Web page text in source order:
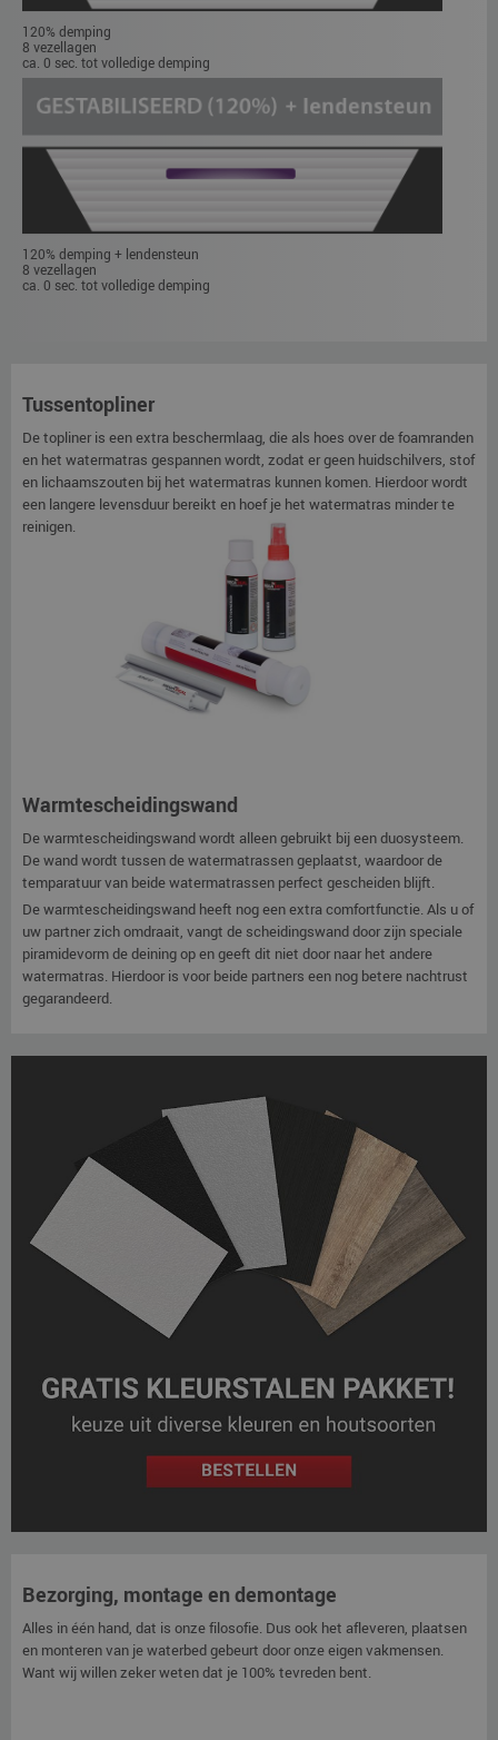
120% demping
8 vezellagen
ca. 0 sec. tot volledige demping
120% demping + lendensteun
8 vezellagen
ca. 0 sec. tot volledige demping
Tussentopliner
De topliner is een extra beschermlaag, die als hoes over de foamranden
en het watermatras gespannen wordt, zodat er geen huidschilvers, stof
en lichaamszouten bij het watermatras kunnen komen. Hierdoor wordt
een langere levensduur bereikt en hoef je het watermatras minder te
reinigen.
Warmtescheidingswand
De warmtescheidingswand wordt alleen gebruikt bij een duosysteem.
De wand wordt tussen de watermatrassen geplaatst, waardoor de
temparatuur van beide watermatrassen perfect gescheiden blijft.
De warmtescheidingswand heeft nog een extra comfortfunctie. Als u of
uw partner zich omdraait, vangt de scheidingswand door zijn speciale
piramidevorm de deining op en geeft dit niet door naar het andere
watermatras. Hierdoor is voor beide partners een nog betere nachtrust
gegarandeerd.
Bezorging, montage en demontage
Alles in één hand, dat is onze filosofie. Dus ook het afleveren, plaatsen
en monteren van je waterbed gebeurt door onze eigen vakmensen.
Want wij willen zeker weten dat je 100% tevreden bent.